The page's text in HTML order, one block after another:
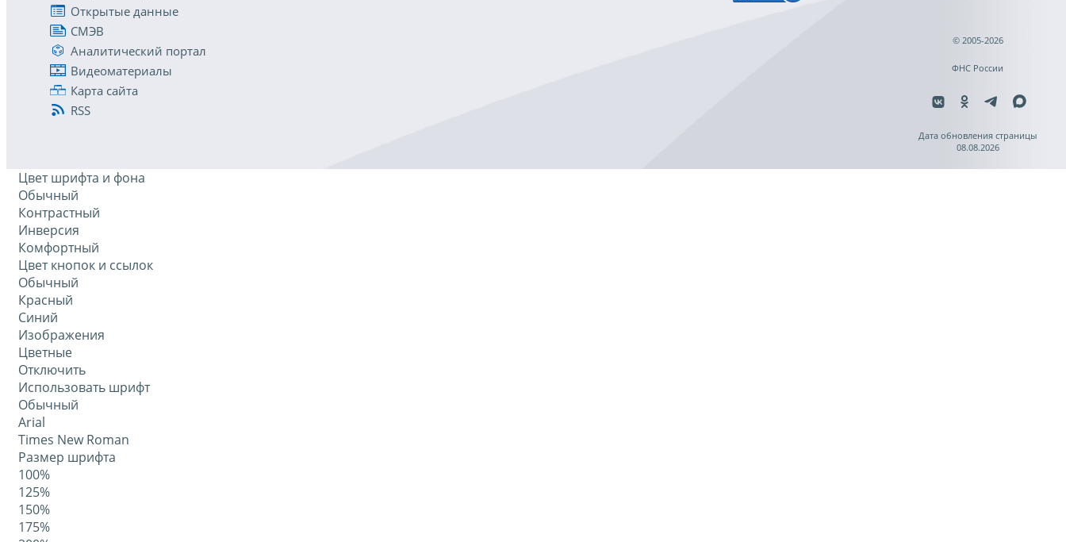
Открытые данные
СМЭВ
Аналитический портал
Видеоматериалы
Карта сайта
RSS
© 2005-2026
ФНС России
Дата обновления страницы
08.08.2026
Цвет шрифта и фона
Обычный
Контрастный
Инверсия
Комфортный
Цвет кнопок и ссылок
Обычный
Красный
Синий
Изображения
Цветные
Отключить
Использовать шрифт
Обычный
Arial
Times New Roman
Размер шрифта
100%
125%
150%
175%